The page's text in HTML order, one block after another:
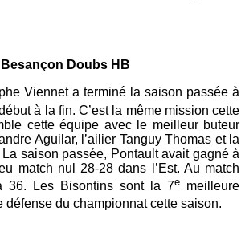
Doubs HB
Viennet a terminé la saison passée à
à la fin. C’est la même mission cette
cette équipe avec le meilleur buteur
Aguilar, l’ailier Tanguy Thomas et la
saison passée, Pontault avait gagné à
match nul 28-28 dans l’Est. Au match
36. Les Bisontins sont la 7e meilleure
défense du championnat cette saison.